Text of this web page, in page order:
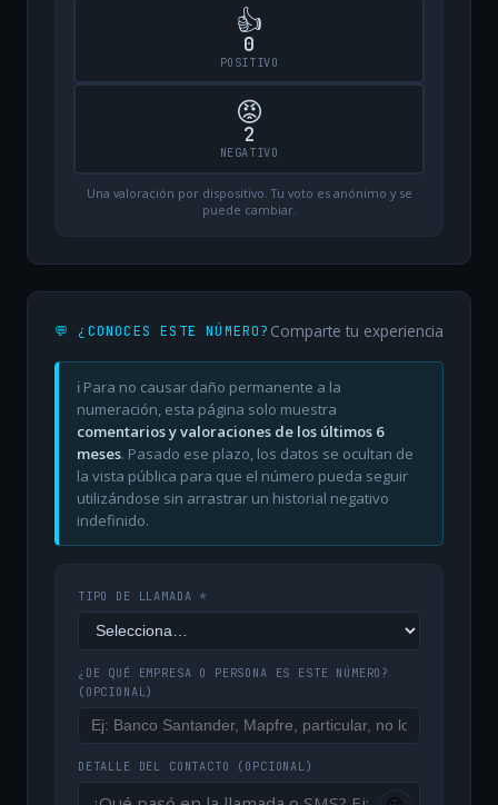
👍
0
POSITIVO
😡
2
NEGATIVO
Una valoración por dispositivo. Tu voto es anónimo y se
puede cambiar.
💬 ¿CONOCES ESTE NÚMERO? Comparte tu experiencia
ℹ️ Para no causar daño permanente a la
numeración, esta página solo muestra
comentarios y valoraciones de los últimos 6
meses. Pasado ese plazo, los datos se ocultan de
la vista pública para que el número pueda seguir
utilizándose sin arrastrar un historial negativo
indefinido.
TIPO DE LLAMADA *
¿DE QUÉ EMPRESA O PERSONA ES ESTE NÚMERO?
(OPCIONAL)
DETALLE DEL CONTACTO (OPCIONAL)